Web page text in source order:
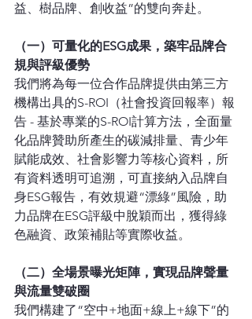
益、樹品牌、創收益”的雙向奔赴。
（一）可量化的ESG成果，築牢品牌合
規與評級優勢
我們將為每一位合作品牌提供由第三方
機構出具的S-ROI（社會投資回報率）報
告 - 基於專業的S-ROI計算方法，全面量
化品牌贊助所產生的碳減排量、青少年
賦能成效、社會影響力等核心資料，所
有資料透明可追溯，可直接納入品牌自
身ESG報告，有效規避“漂綠”風險，助
力品牌在ESG評級中脫穎而出，獲得綠
色融資、政策補貼等實際收益。
（二）全場景曝光矩陣，實現品牌聲量
與流量雙破圈
我們構建了“空中+地面+線上+線下”的